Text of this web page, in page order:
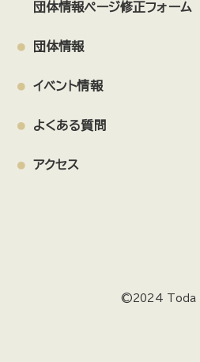
団体情報ページ修正フォーム
団体情報
イベント情報
よくある質問
アクセス
©2024 Toda